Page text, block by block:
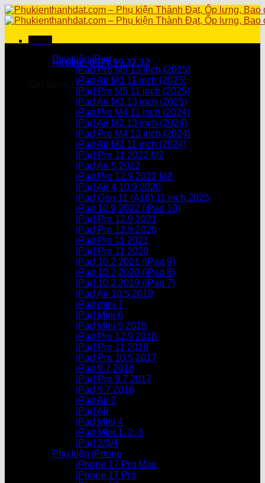
Skip
to
Hotline: 0971.99.32.32
Giỏ hàng /0₫
Chưa có sản phẩm trong giỏ hàng.
Chưa có sản phẩm trong giỏ hàng.
Danh mục sản phẩm
Phụ kiện iPad
iPad Pro M5 13 inch (2025)
iPad Air M3 11 inch (2025)
iPad Pro M5 11 inch (2025)
iPad Air M3 13 inch (2025)
iPad Pro M4 11 inch (2024)
iPad Air M2 13 inch (2024)
iPad Pro M4 13 inch (2024)
iPad Air M2 11 inch (2024)
iPad Pro 11 2022 M2
iPad Air 5 2022
iPad Pro 12.9 2022 M2
iPad Air 4 10.9 2020
iPad Gen 11 (A16) 11 inch 2025
iPad 10.9 2022 (iPad 10)
iPad Pro 12.9 2021
iPad Pro 12.9.2020
iPad Pro 11 2021
iPad Pro 11 2020
iPad 10.2 2021 (iPad 9)
iPad 10.2 2020 (iPad 8)
iPad 10.2 2019 (iPad 7)
iPad Air 10.5 2019
iPad mini 7
iPad Mini 6
iPad Mini 5 2019
iPad Pro 12.9 2018
iPad Pro 11 2018
iPad Pro 10.5 2017
iPad 9.7 2018
iPad Pro 9.7 2017
iPad 9.7 2016
iPad Air 2
iPad Air
iPad Mini 4
iPad Mini 1, 2, 3
iPad 2/3/4
Phụ kiện iPhone
iPhone 17 Pro Max
iPhone 17 Pro